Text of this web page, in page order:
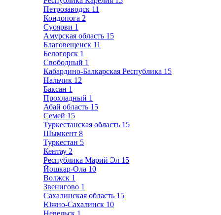
Петрозаводск 11
Кондопога 2
Суоярви 1
Амурская область 15
Благовещенск 11
Белогорск 1
Свободный 1
Кабардино-Балкарская Республика 15
Нальчик 12
Баксан 1
Прохладный 1
Абай область 15
Семей 15
Туркестанская область 15
Шымкент 8
Туркестан 5
Кентау 2
Республика Марий Эл 15
Йошкар-Ола 10
Волжск 1
Звенигово 1
Сахалинская область 15
Южно-Сахалинск 10
Невельск 1